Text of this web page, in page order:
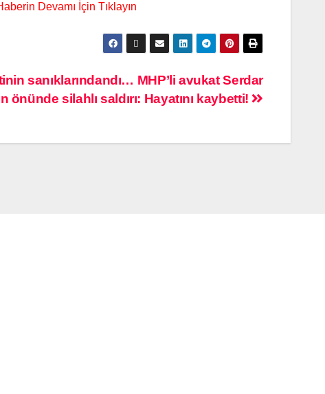
sanıklarındandı… MHP’li avukat Serdar
önünde silahlı saldırı: Hayatını kaybetti!